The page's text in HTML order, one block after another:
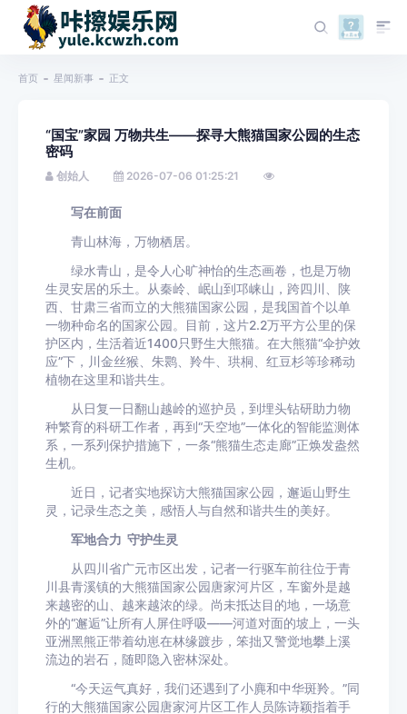
首页 星闻新事 正文
“国宝”家园 万物共生——探寻大熊猫国家公园的生态
密码
创始人 2026-07-06 01:25:21
写在前面
青山林海，万物栖居。
绿水青山，是令人心旷神怡的生态画卷，也是万物
生灵安居的乐土。从秦岭、岷山到邛崃山，跨四川、陕
西、甘肃三省而立的大熊猫国家公园，是我国首个以单
一物种命名的国家公园。目前，这片2.2万平方公里的保
护区内，生活着近1400只野生大熊猫。在大熊猫“伞护效
应”下，川金丝猴、朱鹮、羚牛、珙桐、红豆杉等珍稀动
植物在这里和谐共生。
从日复一日翻山越岭的巡护员，到埋头钻研助力物
种繁育的科研工作者，再到“天空地”一体化的智能监测体
系，一系列保护措施下，一条“熊猫生态走廊”正焕发盎然
生机。
近日，记者实地探访大熊猫国家公园，邂逅山野生
灵，记录生态之美，感悟人与自然和谐共生的美好。
军地合力 守护生灵
从四川省广元市区出发，记者一行驱车前往位于青
川县青溪镇的大熊猫国家公园唐家河片区，车窗外是越
来越密的山、越来越浓的绿。尚未抵达目的地，一场意
外的“邂逅”让所有人屏住呼吸——河道对面的坡上，一头
亚洲黑熊正带着幼崽在林缘踱步，笨拙又警觉地攀上溪
流边的岩石，随即隐入密林深处。
“今天运气真好，我们还遇到了小麂和中华斑羚。”同
行的大熊猫国家公园唐家河片区工作人员陈诗颖指着手